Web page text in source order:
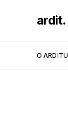
ardit.
O ARDITU